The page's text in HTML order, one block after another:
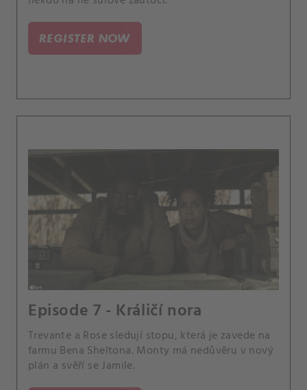
REGISTER NOW
Episode 7 - Králičí nora
Trevante a Rose sledují stopu, která je zavede na
farmu Bena Sheltona. Monty má nedůvěru v nový
plán a svěří se Jamile.